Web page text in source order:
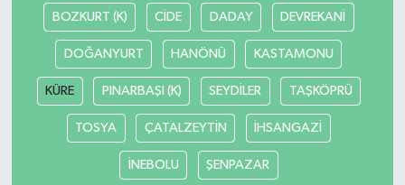
BOZKURT (K) CİDE DADAY DEVREKANİ
DOĞANYURT HANÖNÜ KASTAMONU
KÜRE PINARBAŞI (K) SEYDİLER TAŞKÖPRÜ
TOSYA ÇATALZEYTİN İHSANGAZİ
İNEBOLU ŞENPAZAR